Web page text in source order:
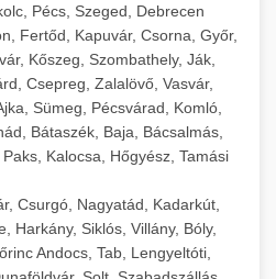
tésztakeverő
élelmiszer szeletelő
berendezések
Hosszabbítsa a
és tartsa meg a termék
lezáró berendezés
Gép +
gépek professzionális
műveletekhez.
tartósítási megoldások.
csomagoló gép
és Gőzpároló +
sütők és gőzpárolók
számára. Nagy
főzőberendezés precíz
+
Pécs, Szeged, Debrecen
Fertőd, Kapuvár, Csorna, Győr,
Kőszeg, Szombathely, Ják,
Csepreg, Zalalövő, Vasvár,
Sümeg, Pécsvárad, Komló,
Bátaszék, Baja, Bácsalmás,
Kalocsa, Hőgyész, Tamási
Csurgó, Nagyatád, Kadarkút,
Harkány, Siklós, Villány, Bóly,
Andocs, Tab, Lengyeltóti,